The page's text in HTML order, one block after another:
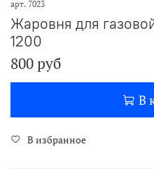
арт. 7023
Жаровня для
1200
800 руб
В
В избранное